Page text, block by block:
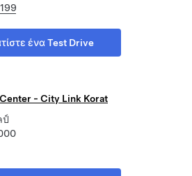
ένα Test Drive
- City Link Korat
ป์